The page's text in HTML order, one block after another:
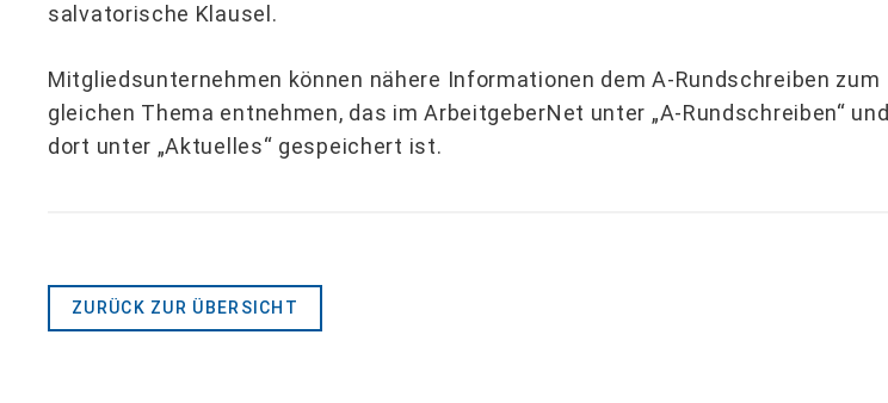
salvatorische Klausel.
Mitgliedsunternehmen können nähere Informationen dem A-Rundschreiben zum
gleichen Thema entnehmen, das im ArbeitgeberNet unter „A-Rundschreiben“ und
dort unter „Aktuelles“ gespeichert ist.
ZURÜCK ZUR ÜBERSICHT